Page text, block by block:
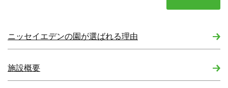
ニッセイエデンの園が選ばれる理由
施設概要